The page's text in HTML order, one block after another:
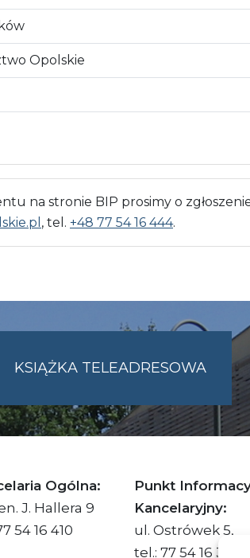
Opolskie
na stronie BIP prosimy o
, tel. +48 77 54 16 444.
KSIĄŻKA TELEADRESOWA
Ogólna:
J. Hallera 9
54 16 410
Punkt
Kancelaryjny:
ul. Ostrówek 5,
tel.: 77 54 16 332